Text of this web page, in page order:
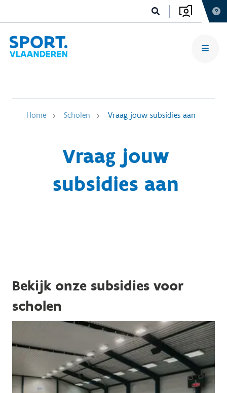
Home Scholen Vraag jouw subsidies aan
Vraag jouw
subsidies aan
Bekijk onze subsidies voor
scholen